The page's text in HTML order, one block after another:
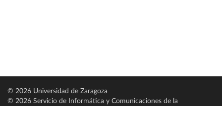
© 2026 Universidad de Zaragoza
© 2026 Servicio de Informática y Comunicaciones de la